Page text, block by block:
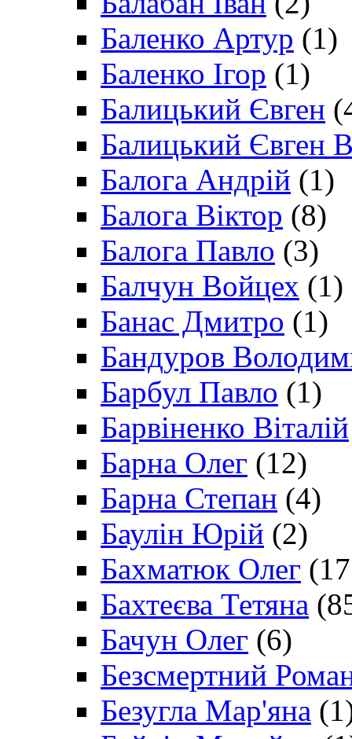
Баленко Артур (1)
Баленко Ігор (1)
Балицький Євген
Балицький Євген
Балога Андрій (1)
Балога Віктор (8)
Балога Павло (3)
Балчун Войцех (1)
Банас Дмитро (1)
Бандуров
Барбул Павло (1)
Барвіненко Віталій
Барна Олег (12)
Барна Степан (4)
Баулін Юрій (2)
Бахматюк Олег
Бахтеєва Тетяна
Бачун Олег (6)
Безсмертний
Безугла Мар'яна